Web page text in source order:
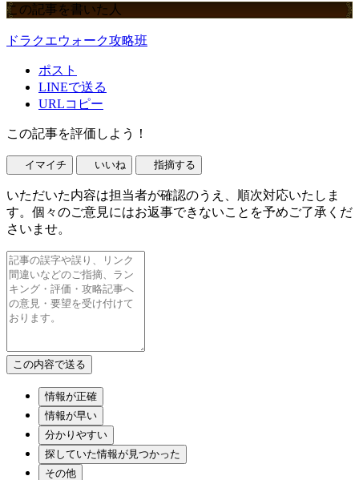
この記事を書いた人
ドラクエウォーク攻略班
ポスト
LINEで送る
URLコピー
この記事を評価しよう！
イマイチ いいね 指摘する
いただいた内容は担当者が確認のうえ、順次対応いたしま
す。個々のご意見にはお返事できないことを予めご了承くだ
さいませ。
情報が正確
情報が早い
分かりやすい
探していた情報が見つかった
その他